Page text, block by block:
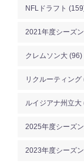
NFLドラフト
2021年度シーズン
クレムソン大 (96)
リクルーティング
ルイジアナ州立大
2025年度シーズン
2023年度シーズン